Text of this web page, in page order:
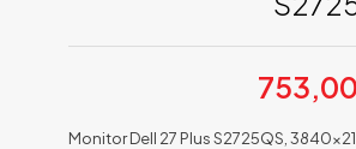
753,00
Monitor Dell 27 Plus S2725QS,